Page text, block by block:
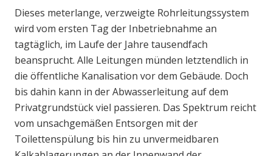
Dieses meterlange, verzweigte Rohrleitungssystem
wird vom ersten Tag der Inbetriebnahme an
tagtäglich, im Laufe der Jahre tausendfach
beansprucht. Alle Leitungen münden letztendlich in
die öffentliche Kanalisation vor dem Gebäude. Doch
bis dahin kann in der Abwasserleitung auf dem
Privatgrundstück viel passieren. Das Spektrum reicht
vom unsachgemäßen Entsorgen mit der
Toilettenspülung bis hin zu unvermeidbaren